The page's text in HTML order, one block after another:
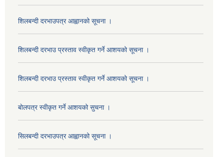
शिलबन्दी दरभाउपत्र आह्वानको सूचना ।
शिलबन्दी दरभाउ प्रस्ताव स्वीकृत गर्ने आशयको सूचना ।
शिलबन्दी दरभाउ प्रस्ताव स्वीकृत गर्ने आशयको सूचना ।
बोलपत्र स्वीकृत गर्ने आशयको सुचना ।
सिलबन्दी दरभाउपत्र आह्वानको सूचना ।